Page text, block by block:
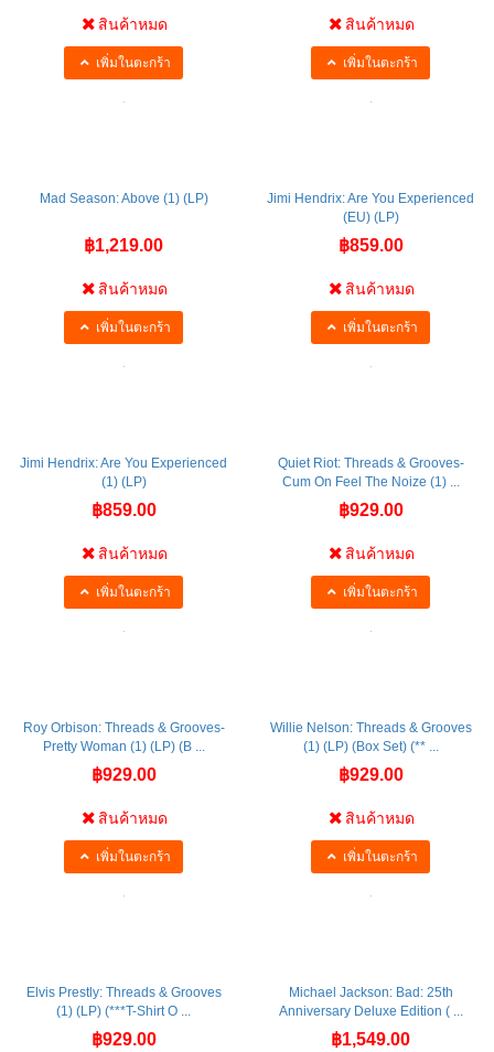
สินค้าหมด
เพิ่มในตะกร้า
สินค้าหมด
เพิ่มในตะกร้า
Mad Season: Above (1) (LP)
฿1,219.00
สินค้าหมด
เพิ่มในตะกร้า
Jimi Hendrix: Are You Experienced
(EU) (LP)
฿859.00
สินค้าหมด
เพิ่มในตะกร้า
Jimi Hendrix: Are You Experienced
(1) (LP)
฿859.00
สินค้าหมด
เพิ่มในตะกร้า
Quiet Riot: Threads & Grooves-
Cum On Feel The Noize (1) ...
฿929.00
สินค้าหมด
เพิ่มในตะกร้า
Roy Orbison: Threads & Grooves-
Pretty Woman (1) (LP) (B ...
฿929.00
สินค้าหมด
เพิ่มในตะกร้า
Willie Nelson: Threads & Grooves
(1) (LP) (Box Set) (** ...
฿929.00
สินค้าหมด
เพิ่มในตะกร้า
Elvis Prestly: Threads & Grooves
(1) (LP) (***T-Shirt O ...
฿929.00
Michael Jackson: Bad: 25th
Anniversary Deluxe Edition ( ...
฿1,549.00